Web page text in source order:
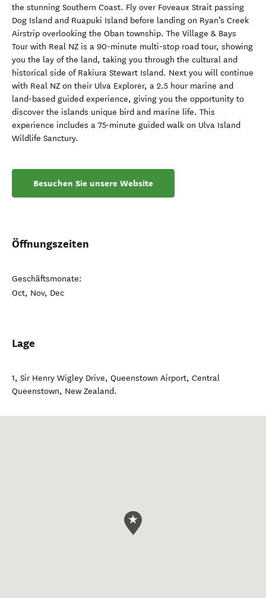
the stunning Southern Coast. Fly over Foveaux Strait passing
Dog Island and Ruapuki Island before landing on Ryan’s Creek
Airstrip overlooking the Oban township. The Village & Bays
Tour with Real NZ is a 90-minute multi-stop road tour, showing
you the lay of the land, taking you through the cultural and
historical side of Rakiura Stewart Island. Next you will continue
with Real NZ on their Ulva Explorer, a 2.5 hour marine and
land-based guided experience, giving you the opportunity to
discover the islands unique bird and marine life. This
experience includes a 75-minute guided walk on Ulva Island
Wildlife Sanctury.
Besuchen Sie unsere Website
Öffnungszeiten
Geschäftsmonate:
Oct, Nov, Dec
Lage
1, Sir Henry Wigley Drive, Queenstown Airport, Central
Queenstown, New Zealand.